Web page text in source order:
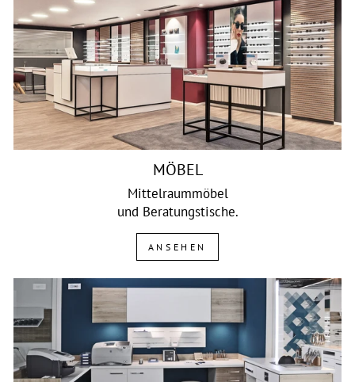
MÖBEL
Mittelraummöbel
und Beratungstische.
ANSEHEN